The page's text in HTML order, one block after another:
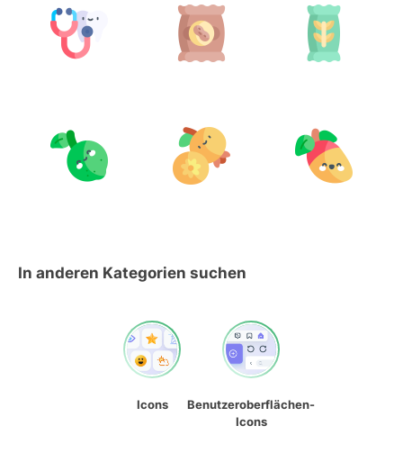
In anderen Kategorien suchen
Icons
Benutzeroberflächen-
Icons